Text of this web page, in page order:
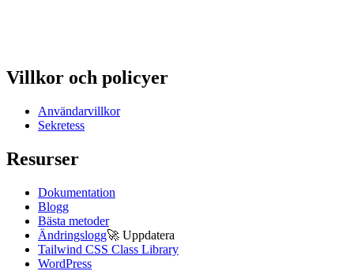
Villkor och policyer
Användarvillkor
Sekretess
Resurser
Dokumentation
Blogg
Bästa metoder
Ändringslogg🚀 Uppdatera
Tailwind CSS Class Library
WordPress